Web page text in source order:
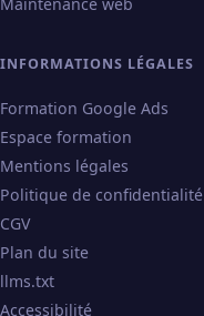
INFORMATIONS LÉGALES
Formation Google Ads
Espace formation
Mentions légales
Politique de confidentialité
CGV
Plan du site
llms.txt
Accessibilité